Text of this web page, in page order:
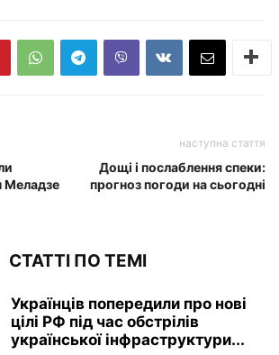
Меладзе
наступна стаття
Дощі і послаблення спеки:
прогноз погоди на сьогодні
СТАТТІ ПО ТЕМІ
Українців попередили про нові
цілі РФ під час обстрілів
української інфраструктури...